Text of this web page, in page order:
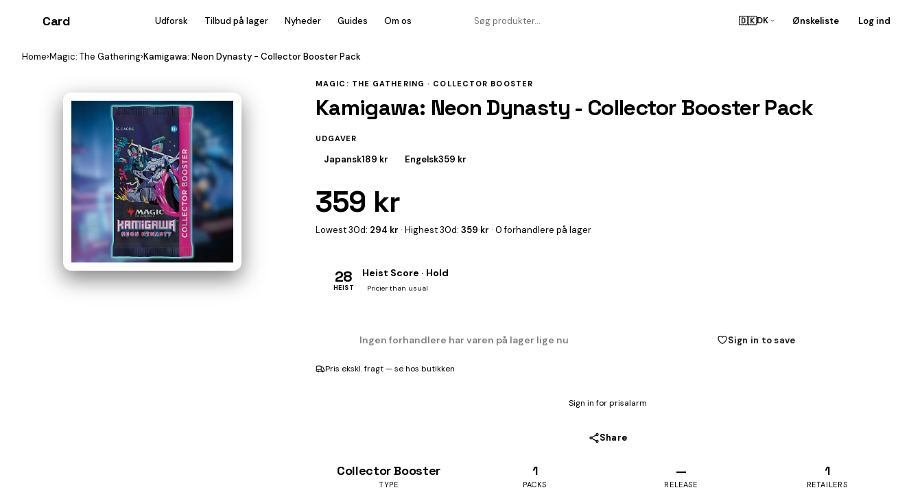
Card Udforsk Tilbud på lager Nyheder Guides Om os 🇩🇰DK Ønskeliste Log ind
Home›Magic: The Gathering›Kamigawa: Neon Dynasty - Collector Booster Pack
MAGIC: THE GATHERING · COLLECTOR BOOSTER
Kamigawa: Neon Dynasty - Collector Booster Pack
UDGAVER
Japansk189 kr Engelsk359 kr
359 kr
Lowest 30d: 294 kr · Highest 30d: 359 kr · 0 forhandlere på lager
28
HEIST
Heist Score · Hold
Pricier than usual
Ingen forhandlere har varen på lager lige nu Sign in to save
Pris ekskl. fragt — se hos butikken
Sign in for prisalarm
Share
Collector Booster
TYPE
1
PACKS
—
RELEASE
1
RETAILERS